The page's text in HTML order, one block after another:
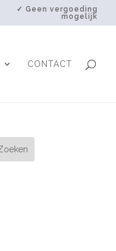
✓ Geen vergoeding
mogelijk
CONTACT